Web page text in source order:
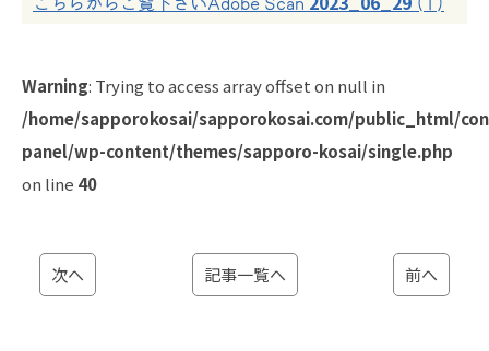
Warning: Trying to access array offset on null in
/home/sapporokosai/sapporokosai.com/public_html/
panel/wp-content/themes/sapporo-kosai/single.php
on line 40
次へ 記事一覧へ 前へ